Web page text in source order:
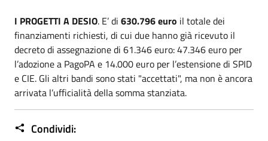
I PROGETTI A DESIO. E’ di 630.796 euro il totale dei
finanziamenti richiesti, di cui due hanno già ricevuto il
decreto di assegnazione di 61.346 euro: 47.346 euro per
l’adozione a PagoPA e 14.000 euro per l’estensione di SPID
e CIE. Gli altri bandi sono stati "accettati", ma non è ancora
arrivata l’ufficialità della somma stanziata.
Condividi: